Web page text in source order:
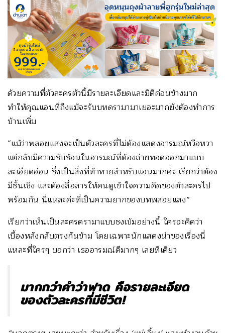
ด้วยความที่ตัวละครตัวนี้มีรายละเอียดและมิติค่อนข้างมาก
ทำให้คุณแอนที่ถึงแม้จะรับบทดรามามาเยอะมากยังต้องทำการ
บ้านเพิ่ม
“แม้ว่าพลอยแสงจะเป็นตัวละครที่ไม่ต้องแสดงอารมณ์หวือหวา
แต่กลับมีความซับซ้อนในอารมณ์ที่ต้องถ่ายทอดออกมาแบบ
ละเอียดอ่อน ซึ่งเป็นสิ่งที่ท้าทายสำหรับแอนมากค่ะ เรียกว่าต้อง
มีชั้นเชิง และต้องสื่อสารให้คนดูเข้าใจความคิดของตัวละครไป
พร้อมกัน นี่แหละค่ะที่เป็นความยากของบทพลอยแสง”
เรียกว่าเห็นเป็นละครดรามาแบบชงเข้มอย่างนี้ ใครจะคิดว่า
เบื้องหลังกลับตรงกันข้าม โดยเฉพาะนักแสดงนำของเรื่องนี่
แหละที่ใครๆ บอกว่า เธออารมณ์ดีมากๆ เลยทีเดียว
มากกว่าคำว่าฟาด คือรายละเอียด
ของตัวละครที่มีชีวิต!